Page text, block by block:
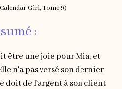
:
être une joie pour Mia, et
n'a pas versé son dernier
doit de l'argent à son client